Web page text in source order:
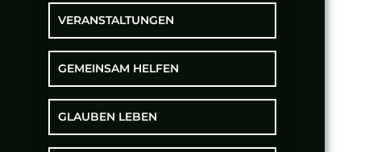
VERANSTALTUNGEN
GEMEINSAM HELFEN
GLAUBEN LEBEN